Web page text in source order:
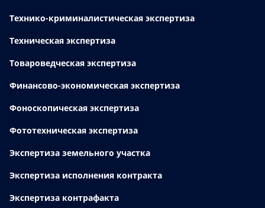
Технико-криминалистическая экспертиза
Техническая экспертиза
Товароведческая экспертиза
Финансово-экономическая экспертиза
Фоноскопическая экспертиза
Фототехническая экспертиза
Экспертиза земельного участка
Экспертиза исполнения контракта
Экспертиза контрафакта